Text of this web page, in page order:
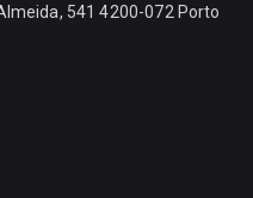
541 4200-072 Porto